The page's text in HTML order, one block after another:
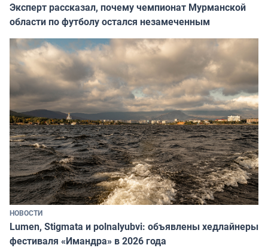
Эксперт рассказал, почему чемпионат Мурманской
области по футболу остался незамеченным
НОВОСТИ
Lumen, Stigmata и polnalyubvi: объявлены хедлайнеры
фестиваля «Имандра» в 2026 года